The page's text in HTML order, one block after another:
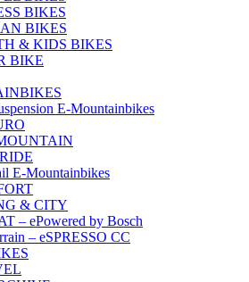
BIKES
BIKES
& KIDS BIKES
BIKE
E-Mountainbikes
E-Mountainbikes
& CITY
– ePowered by Bosch
– eSPRESSO CC